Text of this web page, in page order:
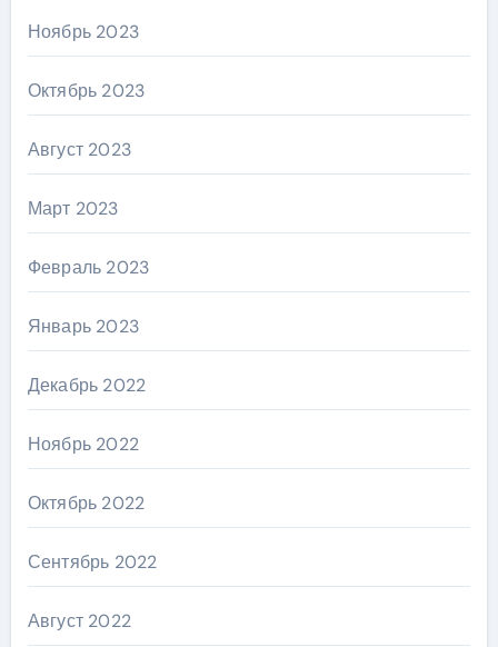
Ноябрь 2023
Октябрь 2023
Август 2023
Март 2023
Февраль 2023
Январь 2023
Декабрь 2022
Ноябрь 2022
Октябрь 2022
Сентябрь 2022
Август 2022